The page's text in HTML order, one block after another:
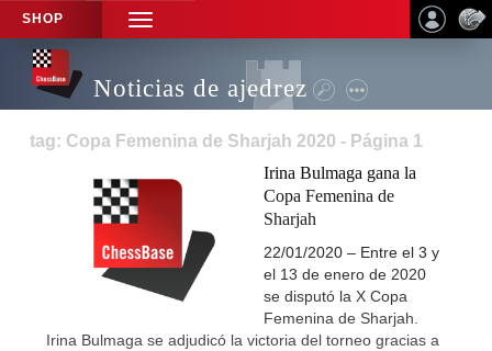
SHOP
TOGGLE
NAVIGATION
Noticias de ajedrez
tag: Copa Femenina de Sharjah 2020 - Página 1
Irina Bulmaga gana la
Copa Femenina de
Sharjah
22/01/2020 – Entre el 3 y
el 13 de enero de 2020
se disputó la X Copa
Femenina de Sharjah.
Irina Bulmaga se adjudicó la victoria del torneo gracias a